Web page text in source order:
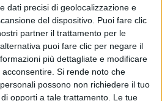
dati precisi di geolocalizzazione e
del dispositivo. Puoi fare clic
partner il trattamento per le
puoi fare clic per negare il
più dettagliate e modificare
Si rende noto che
possono non richiedere il tuo
opporti a tale trattamento. Le tue
classica è rock e, in
della musica è infinito.
1990, all'etàdi 29 anni è la
più giovane d'Europa,
di lei a Giannella De Marco